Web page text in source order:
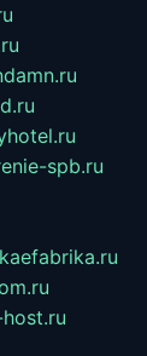
spb.ru